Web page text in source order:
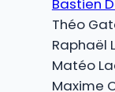
Bastien
Théo
Raphaël
Matéo
Maxime